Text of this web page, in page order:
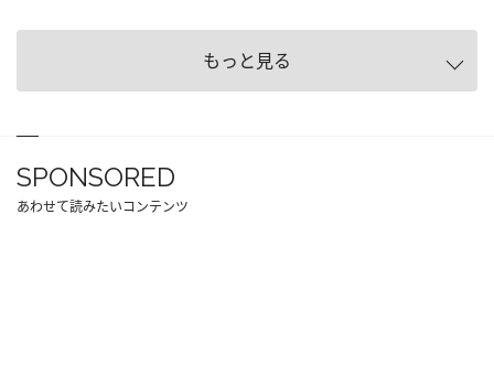
もっと見る
SPONSORED
あわせて読みたいコンテンツ